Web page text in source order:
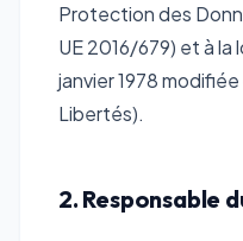
Protection des
UE 2016/679) et à la
janvier 1978
Libertés).
2. Responsable